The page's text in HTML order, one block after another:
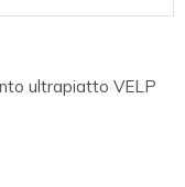
ultrapiatto VELP